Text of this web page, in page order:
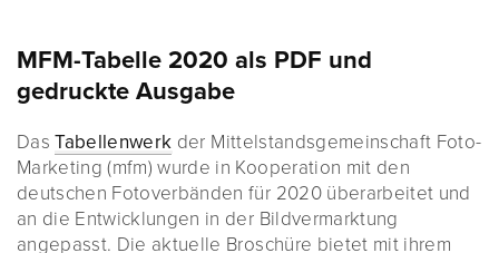
MFM-Tabelle 2020 als PDF und
gedruckte Ausgabe
DasTabellenwerk der Mittelstandsgemeinschaft Foto-
Marketing (mfm) wurde in Kooperation mit den
deutschen Fotoverbänden für 2020 überarbeitet und
an die Entwicklungen in der Bildvermarktung
angepasst. Die aktuelle Broschüre bietet mit ihrem